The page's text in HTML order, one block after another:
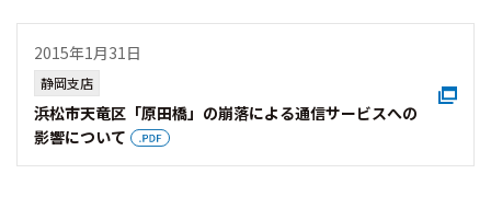
2015年1月31日
静岡支店
浜松市天竜区「原田橋」の崩落による通信サービスへの
影響について